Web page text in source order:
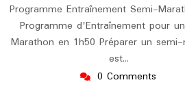
Programme Entraînement Semi-
Programme d'Entraînement pour
Marathon en 1h50 Préparer un
est…
0 Comments